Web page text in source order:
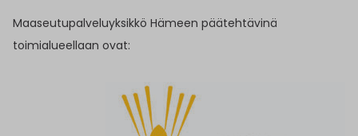
Maaseutupalveluyksikkö Hämeen päätehtävinä
toimialueellaan ovat: